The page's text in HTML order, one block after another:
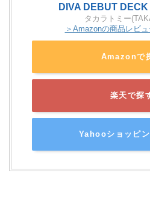
DIVA DEBUT
タカラトミー
＞Amazonの商品レビ
Amazonで
楽天で探
Yahooショッピ